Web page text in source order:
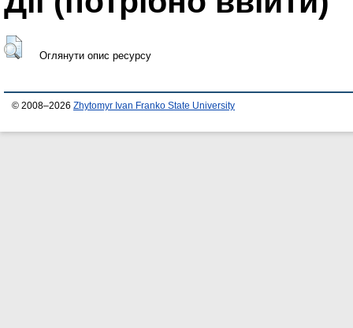
Оглянути опис ресурсу
© 2008–2026 Zhytomyr Ivan Franko State University